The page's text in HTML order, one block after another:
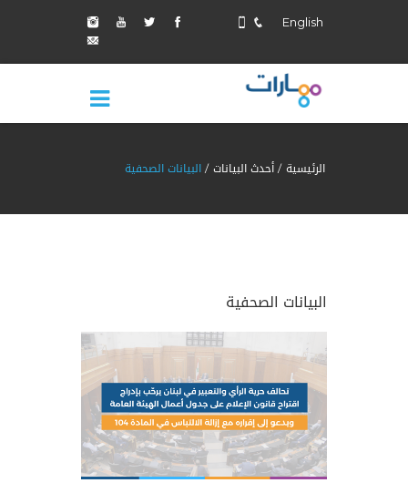
English
الرئيسية أحدث البيانات البيانات الصحفية
البيانات الصحفية